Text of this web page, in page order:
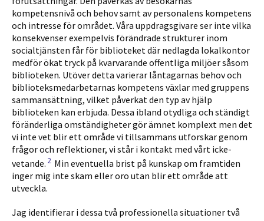
kompetensnivå och behov samt av personalens kompetens
och intresse för området. Våra uppdragsgivare ser inte vilka
konsekvenser exempelvis föränd­rade strukturer inom
socialtjänsten får för biblioteket där nedlagda lokalkontor
medför ökat tryck på kvarvarande offentliga miljöer såsom
biblioteken. Utöver detta varierar låntagarnas behov och
biblioteksmedarbetarnas kompetens växlar med gruppens
samman­sättning, vilket påverkat den typ av hjälp
biblioteken kan erbjuda. Dessa ibland otydliga och ständigt
föränderliga omständigheter gör ämnet komplext men det
vi inte vet blir ett område vi tillsammans utforskar genom
frågor och reflektioner, vi står i kontakt med vårt icke-
vetande. 2 Min eventuella brist på kun­skap om framtiden
inger mig inte skam eller oro utan blir ett område att
utveckla.
Jag identifierar i dessa två professionella situationer två